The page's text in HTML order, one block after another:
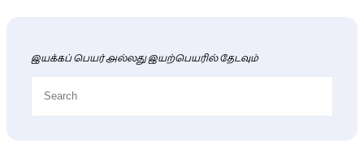
இயக்கப் பெயர் அல்லது இயற்பெயரில் தேடவும்